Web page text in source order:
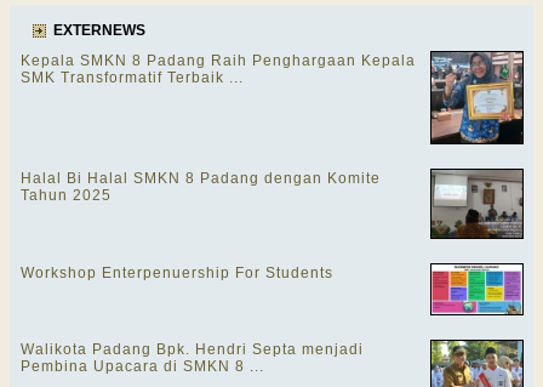
EXTERNEWS
Kepala SMKN 8 Padang Raih Penghargaan Kepala
SMK Transformatif Terbaik ...
Halal Bi Halal SMKN 8 Padang dengan Komite
Tahun 2025
Workshop Enterpenuership For Students
Walikota Padang Bpk. Hendri Septa menjadi
Pembina Upacara di SMKN 8 ...